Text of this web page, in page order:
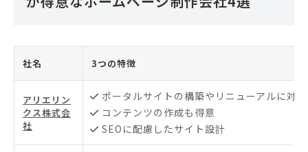
社名 3つの特徴
アリエリン
クス株式会
社
ポータルサイトの構築やリニューアルに対応
コンテンツの作成も得意
SEOに配慮したサイト設計